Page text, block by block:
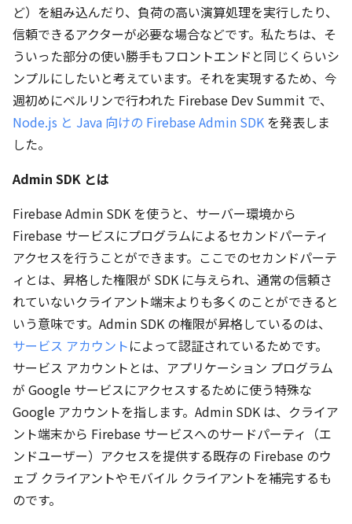
ど）を組み込んだり、負荷の高い演算処理を実行したり、
信頼できるアクターが必要な場合などです。私たちは、そ
ういった部分の使い勝手もフロントエンドと同じくらいシ
ンプルにしたいと考えています。それを実現するため、今
週初めにベルリンで行われた Firebase Dev Summit で、
Node.js と Java 向けの Firebase Admin SDK を発表しま
した。
Admin SDK とは
Firebase Admin SDK を使うと、サーバー環境から
Firebase サービスにプログラムによるセカンドパーティ
アクセスを行うことができます。ここでのセカンドパーテ
ィとは、昇格した権限が SDK に与えられ、通常の信頼さ
れていないクライアント端末よりも多くのことができると
いう意味です。Admin SDK の権限が昇格しているのは、
サービス アカウントによって認証されているためです。
サービス アカウントとは、アプリケーション プログラム
が Google サービスにアクセスするために使う特殊な
Google アカウントを指します。Admin SDK は、クライア
ント端末から Firebase サービスへのサードパーティ（エ
ンドユーザー）アクセスを提供する既存の Firebase のウ
ェブ クライアントやモバイル クライアントを補完するも
のです。